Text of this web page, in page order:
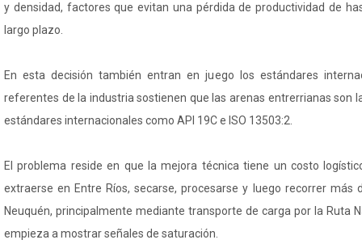
y densidad, factores que evitan una pérdida de productividad de
largo plazo.
En esta decisión también entran en juego los estándares
referentes de la industria sostienen que las arenas entrerrianas son
estándares internacionales como API 19C e ISO 13503:2.
El problema reside en que la mejora técnica tiene un costo
extraerse en Entre Ríos, secarse, procesarse y luego recorrer más
Neuquén, principalmente mediante transporte de carga por la Ruta
empieza a mostrar señales de saturación.